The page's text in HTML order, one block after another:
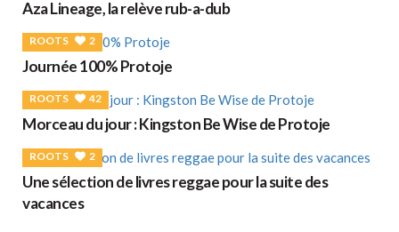
Aza Lineage, la relève rub-a-dub
ROOTS 2
Journée 100% Protoje
ROOTS 42
Morceau du jour : Kingston Be Wise de Protoje
ROOTS 2
Une sélection de livres reggae pour la suite des
vacances